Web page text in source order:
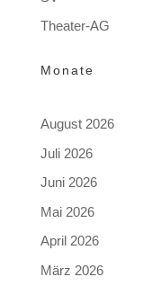
Theater-AG
Monate
August 2026
Juli 2026
Juni 2026
Mai 2026
April 2026
März 2026